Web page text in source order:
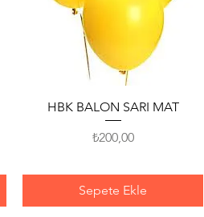
Hızlı Bakış
HBK BALON SARI MAT
Fiyat
₺200,00
Sepete Ekle